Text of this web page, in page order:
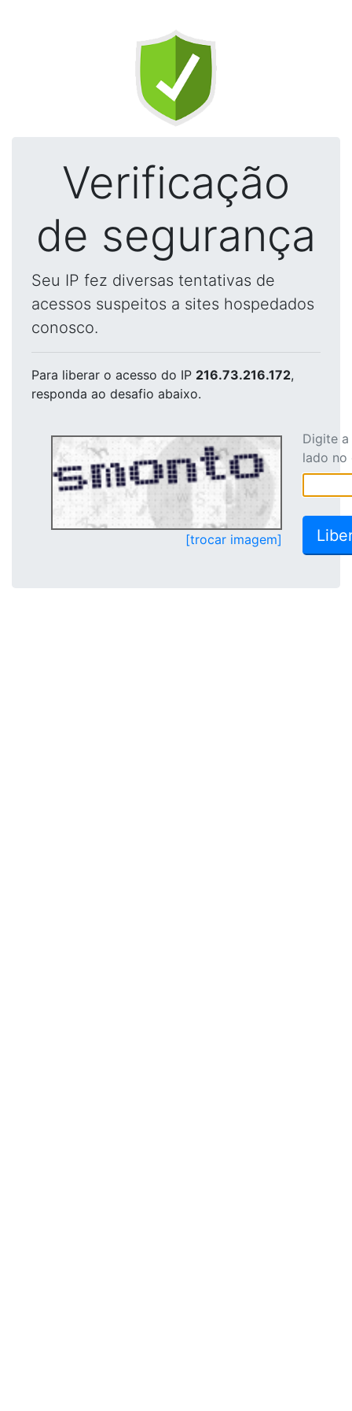
Verificação
de segurança
Seu IP fez diversas tentativas de
acessos suspeitos a sites hospedados
conosco.
Para liberar o acesso do IP 216.73.216.172,
responda ao desafio abaixo.
[trocar imagem]
Digite
lado no